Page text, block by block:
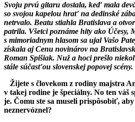
Svoju prvú gitaru dostala, keď mala
so svojou kapelou hrať na dedinské
netrvalo. Beatu stiahla Bratislava a
patrila. Všetci poznáme hity ako Účesy,
s mimoriadnym hlasom sa ujal Vašo
získala aj Cenu novinárov na
Roman Spišiak. Nuž a hoci prešlo
stále súčasťou slovenskej popovej scény.
Žijete s človekom z rodiny majstra
v takej rodine je špeciálny. No ten váš
je. Čomu ste sa museli prispôsobiť,
neznervóznel?